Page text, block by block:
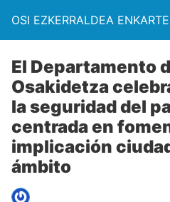
OSI EZKERRALDEA
El Departamento
Osakidetza
la seguridad del
centrada en
implicación
ámbito